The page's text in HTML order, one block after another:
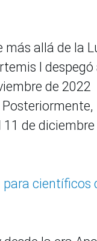
más allá de la
I despegó
de 2022
de diciembre
para científicos